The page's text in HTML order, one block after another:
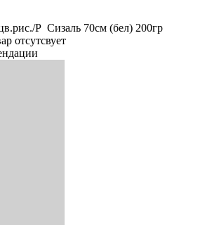
Р Сизаль 70см (бел) 200гр
отсутсвует